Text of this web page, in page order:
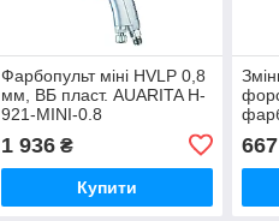
Фарбопульт міні HVLP 0,8
мм, ВБ пласт. AUARITA H-
921-MINI-0.8
1 936₴
Купити
NS-
667